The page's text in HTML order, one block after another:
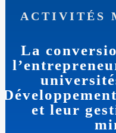
ACTIVITÉS
La
et leur